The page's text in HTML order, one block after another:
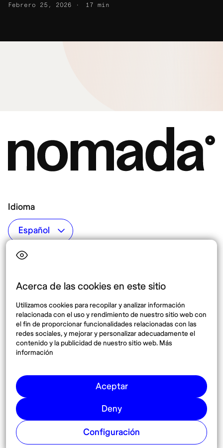
Acerca de las cookies en este sitio
Utilizamos cookies para recopilar y analizar información
relacionada con el uso y rendimiento de nuestro sitio web con
el fin de proporcionar funcionalidades relacionadas con las
redes sociales, y mejorar y personalizar adecuadamente el
contenido y la publicidad de nuestro sitio web. Más
información
Aceptar
Deny
Configuración
Febrero 25, 2026 17 min
Idioma
Top destinos
México
España
Destinos
Síguenos
Pinterest
© 2026 Nomadaº
CookiesTérminos y condicionesPolítica de privacidad